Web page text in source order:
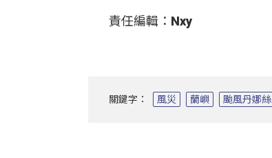
責任編輯：Nxy
關鍵字： 風災 蘭嶼 颱風丹娜絲